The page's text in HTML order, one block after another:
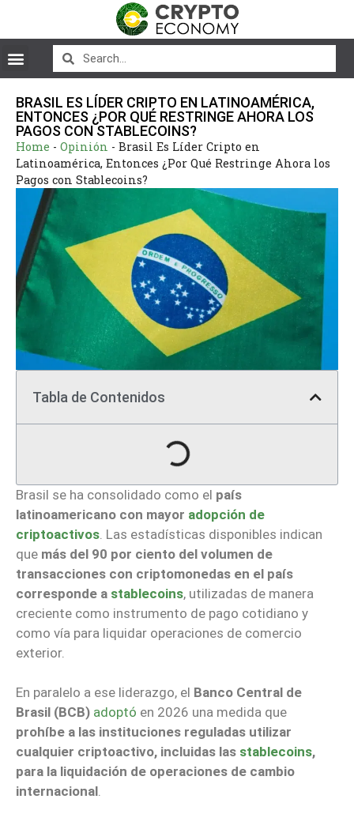
BRASIL ES LÍDER CRIPTO EN LATINOAMÉRICA,
ENTONCES ¿POR QUÉ RESTRINGE AHORA LOS
PAGOS CON STABLECOINS?
Home - Opinión - Brasil Es Líder Cripto en
Latinoamérica, Entonces ¿Por Qué Restringe Ahora los
Pagos con Stablecoins?
Tabla de Contenidos
Brasil se ha consolidado como el país
latinoamericano con mayor adopción de
criptoactivos . Las estadísticas disponibles indican
que más del 90 por ciento del volumen de
transacciones con criptomonedas en el país
corresponde a stablecoins, utilizadas de manera
creciente como instrumento de pago cotidiano y
como vía para liquidar operaciones de comercio
exterior.
En paralelo a ese liderazgo, el Banco Central de
Brasil (BCB) adoptó en 2026 una medida que
prohíbe a las instituciones reguladas utilizar
cualquier criptoactivo, incluidas las stablecoins,
para la liquidación de operaciones de cambio
internacional.